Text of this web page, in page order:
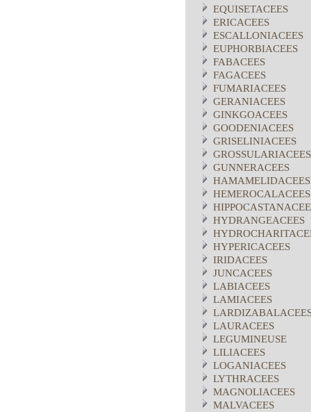
EQUISETACEES
ERICACEES
ESCALLONIACEES
EUPHORBIACEES
FABACEES
FAGACEES
FUMARIACEES
GERANIACEES
GINKGOACEES
GOODENIACEES
GRISELINIACEES
GROSSULARIACEES
GUNNERACEES
HAMAMELIDACEES
HEMEROCALACEES
HYDRANGEACEES
HYPERICACEES
IRIDACEES
JUNCACEES
LABIACEES
LAMIACEES
LAURACEES
LEGUMINEUSE
LILIACEES
LOGANIACEES
LYTHRACEES
MAGNOLIACEES
MALVACEES